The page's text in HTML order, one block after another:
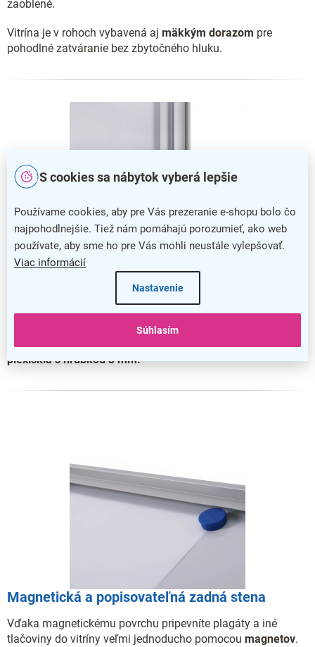
S cookies sa nábytok vyberá lepšie
Používame cookies, aby pre Vás prezeranie e-shopu bolo čo
najpohodlnejšie. Tiež nám pomáhajú porozumieť, ako web
používate, aby sme ho pre Vás mohli neustále vylepšovať.
Viac informácií
Nastavenie
Súhlasím
zaoblené.
Vitrína je v rohoch vybavená aj mäkkým dorazom pre
pohodlné zatváranie bez zbytočného hluku.
Zabezpečenie vitríny
Vitrínu môžete uzamknúť pomocouotočného zámku,ku
ktorému dodávame hneď dva kľúče. Nemusíte sa teda vôbec
obávať o otvorenie cudzou osobou. Zámok je pripevnený do
plexiskla s hrúbkou 3 mm.
Magnetická a popisovateľná zadná stena
Vďaka magnetickému povrchu pripevníte plagáty a iné
tlačoviny do vitríny veľmi jednoducho pomocou magnetov.